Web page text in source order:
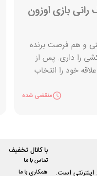
رانی بازی اوزون
و هم فرصت برنده
را داری. پس از
خود را انتخاب
کنید. هر چه میوه
بالاتر می رود و در
هفته به نفرات اول
برندگان بازی باشد.
سوشال روی دکمه
منقضی شده
است.
با کانال تخفیف
تماس با ما
همکاری با ما